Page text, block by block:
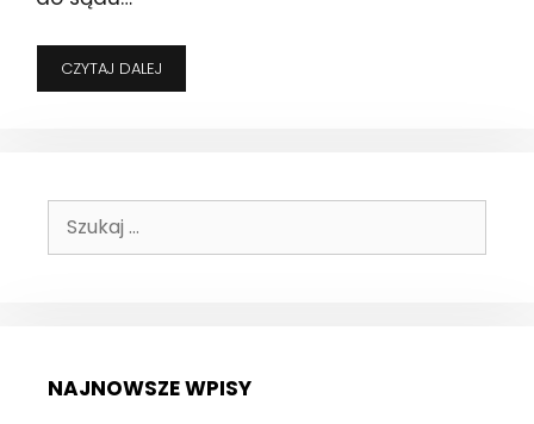
CZYTAJ DALEJ
CZYNNOŚĆ
WARTO
Szukaj:
NAJNOWSZE WPISY